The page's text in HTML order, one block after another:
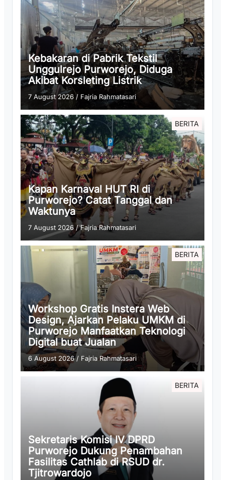
Kebakaran di Pabrik Tekstil
Unggulrejo Purworejo, Diduga
Akibat Korsleting Listrik
7 August 2026/ Fajria Rahmatasari
BERITA
Kapan Karnaval HUT RI di
Purworejo? Catat Tanggal dan
Waktunya
7 August 2026 /Fajria Rahmatasari
BERITA
Workshop Gratis Instera Web
Design, Ajarkan Pelaku UMKM di
Purworejo Manfaatkan Teknologi
Digital buat Jualan
6 August 2026/ Fajria Rahmatasari
BERITA
Sekretaris Komisi IV DPRD
Purworejo Dukung Penambahan
Fasilitas Cathlab di RSUD dr.
Tjitrowardojo